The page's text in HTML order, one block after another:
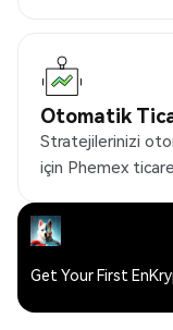
Otomatik
Stratejilerinizi
için Phemex
Get Your First